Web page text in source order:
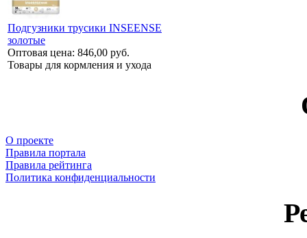
Подгузники трусики INSEENSE
золотые
Оптовая цена: 846,00 руб.
Товары для кормления и ухода
О проекте
Правила портала
Правила рейтинга
Политика конфиденциальности